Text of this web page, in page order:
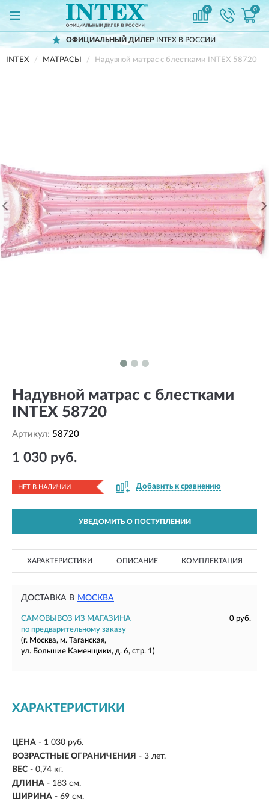
0 0
ОФИЦИАЛЬНЫЙ ДИЛЕР INTEX В РОССИИ
INTEX МАТРАСЫ Надувной матрас с блестками INTEX 58720
Надувной матрас с блестками
INTEX 58720
Артикул: 58720
1 030 руб.
НЕТ В НАЛИЧИИ Добавить к сравнению
УВЕДОМИТЬ О ПОСТУПЛЕНИИ
ХАРАКТЕРИСТИКИ ОПИСАНИЕ КОМПЛЕКТАЦИЯ
ДОСТАВКА В МОСКВА
САМОВЫВОЗ ИЗ МАГАЗИНА
0 руб.
по предварительному заказу
(г. Москва, м. Таганская,
ул. Большие Каменщики, д. 6, стр. 1)
ХАРАКТЕРИСТИКИ
ЦЕНА - 1 030 руб.
ВОЗРАСТНЫЕ ОГРАНИЧЕНИЯ - 3 лет.
ВЕС - 0,74 кг.
ДЛИНА - 183 см.
ШИРИНА - 69 см.